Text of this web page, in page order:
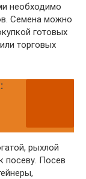
необходимо
Семена можно
готовых
торговых
рыхлой
посеву. Посев